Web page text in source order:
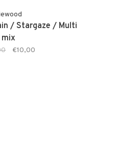
/ Stargaze / Multi
mix
€10,00